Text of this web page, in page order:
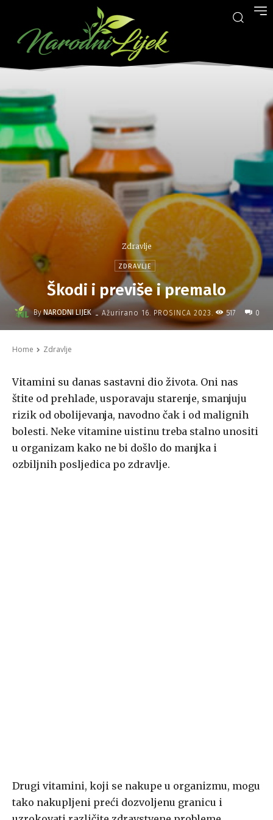
Zdravlje
ZDRAVLJE
Škodi i previše i premalo
By NARODNI LIJEK - Ažurirano 16. PROSINCA 2023. 517 0
Home Zdravlje
Vitamini su danas sastavni dio života. Oni nas
štite od prehlade, usporavaju starenje, smanjuju
rizik od obolijevanja, navodno čak i od malignih
bolesti. Neke vitamine uistinu treba stalno unositi
u organizam kako ne bi došlo do manjka i
ozbiljnih posljedica po zdravlje.
Drugi vitamini, koji se nakupe u organizmu, mogu
tako nakupljeni preći dozvoljenu granicu i